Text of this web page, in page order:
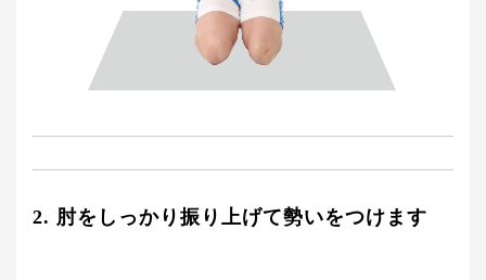
2. 肘をしっかり振り上げて勢いをつけます